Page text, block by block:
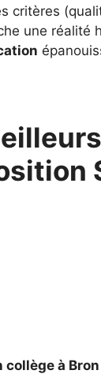
critères
une réalité
collège à